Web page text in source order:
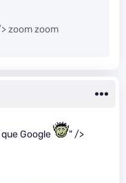
zoom zoom
Google " />